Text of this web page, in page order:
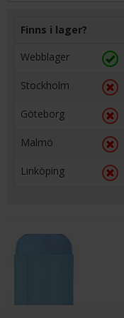
Finns i lager?
Webblager
Stockholm
Göteborg
Malmö
Linköping